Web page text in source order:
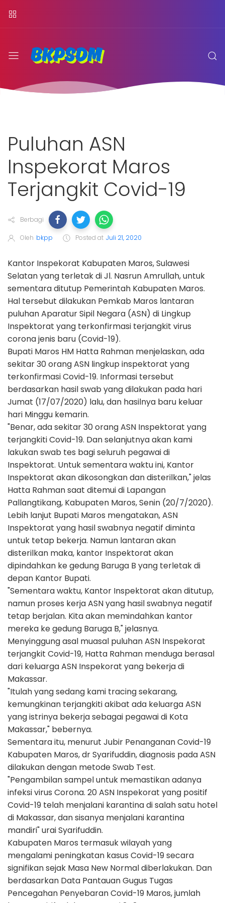
Puluhan ASN
Inspekorat Maros
Terjangkit Covid-19
Berbagi
Oleh bkpp Posted at Juli 21, 2020
Kantor Inspekorat Kabupaten Maros, Sulawesi
Selatan yang terletak di Jl. Nasrun Amrullah, untuk
sementara ditutup Pemerintah Kabupaten Maros.
Hal tersebut dilakukan Pemkab Maros lantaran
puluhan Aparatur Sipil Negara (ASN) di Lingkup
Inspektorat yang terkonfirmasi terjangkit virus
corona jenis baru (Covid-19).
Bupati Maros HM Hatta Rahman menjelaskan, ada
sekitar 30 orang ASN lingkup inspektorat yang
terkonfirmasi Covid-19. Informasi tersebut
berdasarkan hasil swab yang dilakukan pada hari
Jumat (17/07/2020) lalu, dan hasilnya baru keluar
hari Minggu kemarin.
"Benar, ada sekitar 30 orang ASN Inspektorat yang
terjangkiti Covid-19. Dan selanjutnya akan kami
lakukan swab tes bagi seluruh pegawai di
Inspektorat. Untuk sementara waktu ini, Kantor
Inspektorat akan dikosongkan dan disterilkan," jelas
Hatta Rahman saat ditemui di Lapangan
Pallangtikang, Kabupaten Maros, Senin (20/7/2020).
Lebih lanjut Bupati Maros mengatakan, ASN
Inspektorat yang hasil swabnya negatif diminta
untuk tetap bekerja. Namun lantaran akan
disterilkan maka, kantor Inspektorat akan
dipindahkan ke gedung Baruga B yang terletak di
depan Kantor Bupati.
"Sementara waktu, Kantor Inspektorat akan ditutup,
namun proses kerja ASN yang hasil swabnya negatif
tetap berjalan. Kita akan memindahkan kantor
mereka ke gedung Baruga B," jelasnya.
Menyinggung asal muasal puluhan ASN Inspekorat
terjangkit Covid-19, Hatta Rahman menduga berasal
dari keluarga ASN Inspekorat yang bekerja di
Makassar.
"Itulah yang sedang kami tracing sekarang,
kemungkinan terjangkiti akibat ada keluarga ASN
yang istrinya bekerja sebagai pegawai di Kota
Makassar," bebernya.
Sementara itu, menurut Jubir Penanganan Covid-19
Kabupaten Maros, dr Syarifuddin, diagnosis pada ASN
dilakukan dengan metode Swab Test.
"Pengambilan sampel untuk memastikan adanya
infeksi virus Corona. 20 ASN Inspekorat yang positif
Covid-19 telah menjalani karantina di salah satu hotel
di Makassar, dan sisanya menjalani karantina
mandiri" urai Syarifuddin.
Kabupaten Maros termasuk wilayah yang
mengalami peningkatan kasus Covid-19 secara
signifikan sejak Masa New Normal diberlakukan. Dan
berdasarkan Data Pantauan Gugus Tugas
Pencegahan Penyebaran Covid-19 Maros, jumlah